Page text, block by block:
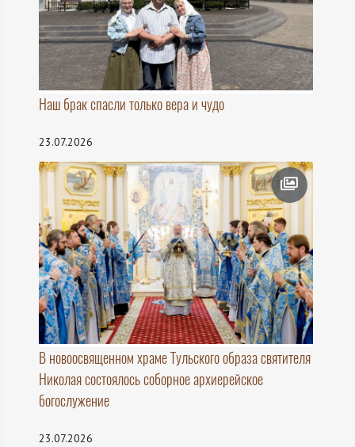
Наш брак спасли только вера и чудо
23.07.2026
В новоосвященном храме Тульского образа святителя
Николая состоялось соборное архиерейское
богослужение
23.07.2026